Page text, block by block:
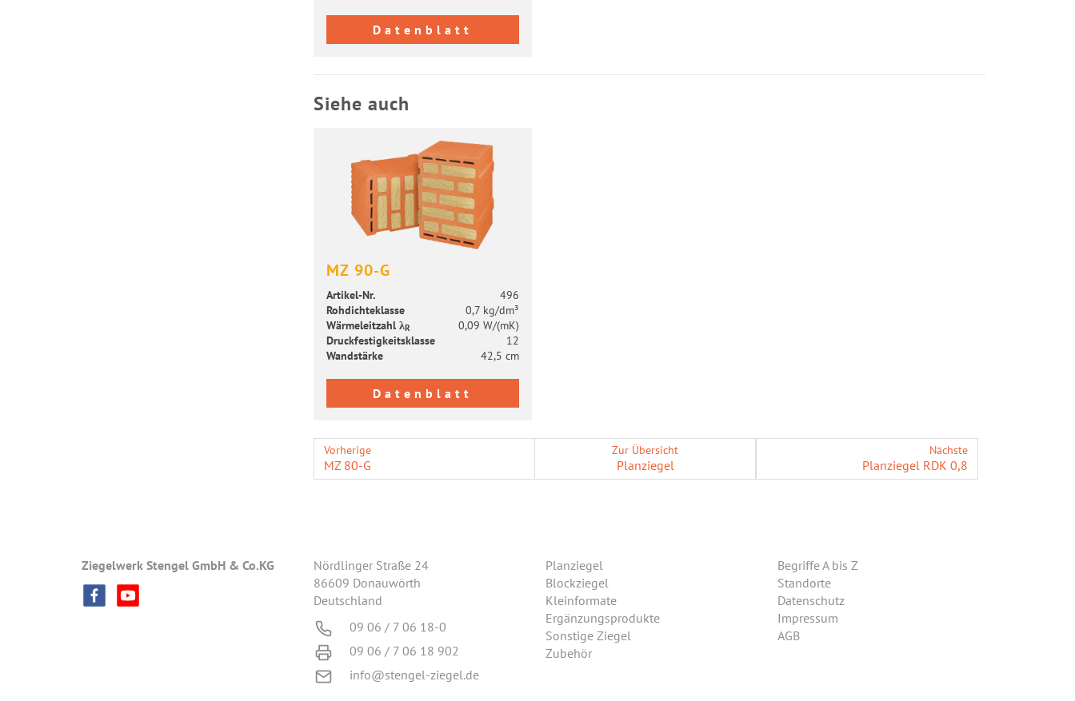
Datenblatt
Siehe auch
MZ 90-G
Artikel-​Nr.
496
Roh­dich­te­klas­se
0,7 kg/dm³
Wär­me­leit­zahl λR
0,09 W/(mK)
Druck­fes­tig­keits­klas­se
12
Wand­stär­ke
42,5 cm
Datenblatt
Vorherige
MZ 80-G
Zur Übersicht
Plan­zie­gel
Nächste
Plan­zie­gel RDK 0,8
Ziegelwerk Stengel GmbH & Co.KG
Nördlinger Straße 24
86609 Donauwörth
Deutschland
09 06 / 7 06 18-0
09 06 / 7 06 18 902
info@stengel-ziegel.de
Planziegel
Blockziegel
Kleinformate
Ergänzungsprodukte
Sonstige Ziegel
Zubehör
Begriffe A bis Z
Standorte
Datenschutz
Impressum
AGB